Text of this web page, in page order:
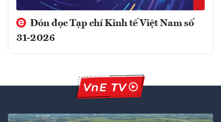
Đón đọc Tạp chí Kinh tế Việt Nam số
31-2026